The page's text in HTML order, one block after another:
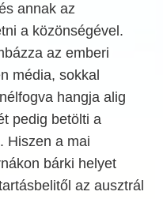
annak az
a közönségével.
az emberi
média, sokkal
hangja alig
pedig betölti a
Hiszen a mai
bárki helyet
az ausztrál